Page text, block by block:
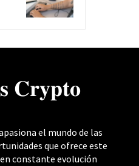
𝐂𝐫𝐲𝐩𝐭𝐨
el mundo de las
que ofrece este
constante evolución